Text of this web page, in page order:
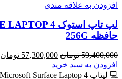
افزودن به علاقه مندی
حافظه 256G
59,400,000 تومان قیمت
اصلی
59,400,000 تومان
57,300,000 تومان
افزودن به سبد خرید